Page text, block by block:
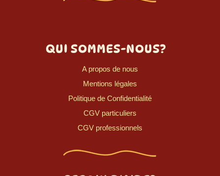
QUI SOMMES-NOUS?
A propos de nous
Mentions légales
Politique de Confidentialité
CGV particuliers
CGV professionnels